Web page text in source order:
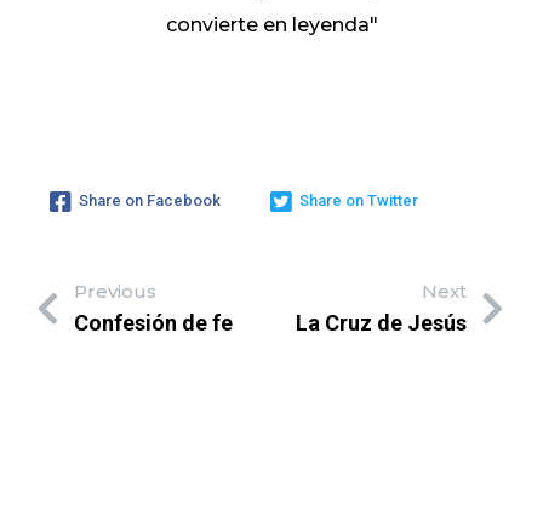
convierte en leyenda"
Share on Facebook Share on Twitter
Previous
Confesión de fe
Next
La Cruz de Jesús